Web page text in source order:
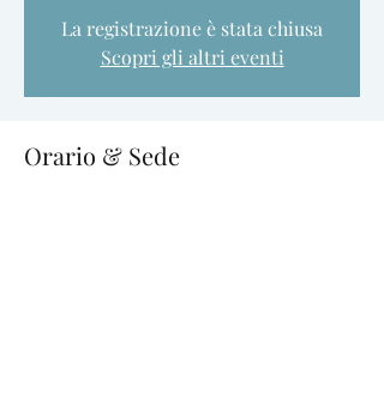
La registrazione è stata chiusa
Scopri gli altri eventi
Orario & Sede